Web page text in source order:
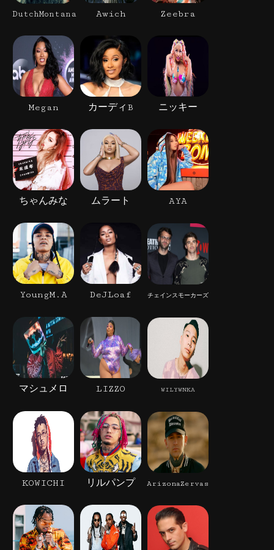
DutchMontana Awich Zeebra
Megan カーディB ニッキー
ちゃんみな ムラート AYA
YoungM.A DeJLoaf チェインスモーカーズ
マシュメロ LIZZO WILYWNKA
KOWICHI リルパンプ ArizonaZervas